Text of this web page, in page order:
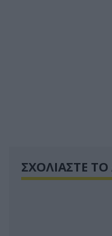
ΣΧΟΛΙΑΣΤΕ